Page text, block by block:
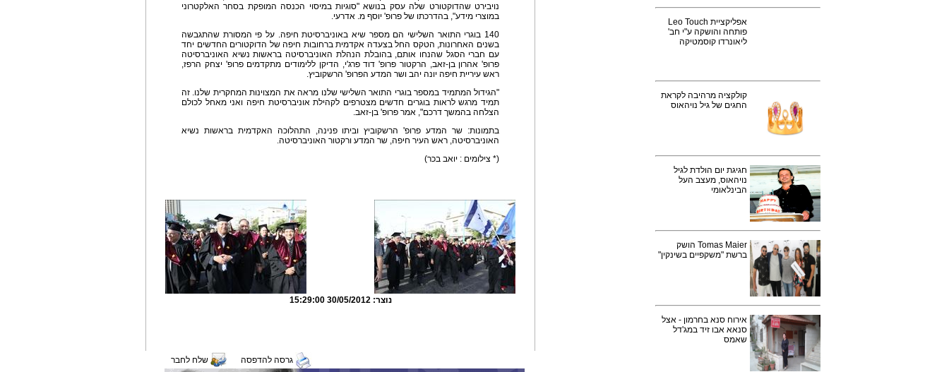
אפליקציית Leo Touch
פותחה והושקה ע"י חב'
ליאונרדו קוסמטיקה
קולקציה מרהיבה לקראת
החגים של גיל נויהאוס
חגיגת יום הולדת לגיל
נויהאוס, מעצב העל
הבינלאומי
Tomas Maier הושק
ברשת "משקפיים בשינקין"
אירוח סנא בחרמון - אצל
סנאא אבו זיד במג'דל
שאמס
נויבירט שהדוקטורט שלה עסק בנושא "סוגיות במיסוי הכנסה המופקת בסחר האלקטרוני
במוצרי מידע", בהדרכתו של פרופ' יוסף מ. אדרעי.
140 בוגרי התואר השלישי הם מספר שיא באוניברסיטת חיפה. על פי המסורת שהתגבשה
בשנים האחרונות, הטקס החל בצעדה אקדמית ברחובות חיפה של הדוקטורים החדשים יחד
עם חברי הסגל שהנחו אותם, בהובלת הנהלת האוניברסיטה בראשות נשיא האוניברסיטה
פרופ' אהרון בן-זאב, הרקטור פרופ' דוד פרג'י, הדיקן ללימודים מתקדמים פרופ' יצחק הרפז,
ראש עיריית חיפה יונה יהב ושר המדע הפרופ' הרשקוביץ.
"הגידול המתמיד במספר בוגרי התואר השלישי שלנו מראה את המצוינות המחקרית שלנו. זה
תמיד מרגש לראות בוגרים חדשים מצטרפים לקהילת אוניברסיטת חיפה ואני מאחל לכולם
הצלחה בהמשך דרכם", אמר פרופ' בן-זאב.
בתמונות: שר המדע פרופ' הרשקוביץ וביתו פנינה, התהלוכה האקדמית בראשות נשיא
האוניברסיטה, ראש העיר חיפה, שר המדע ורקטור האוניברסיטה.
(* צילומים : יואב בכר)
נוצר:30/05/2012 15:29:00
גרסה להדפסה שלח לחבר